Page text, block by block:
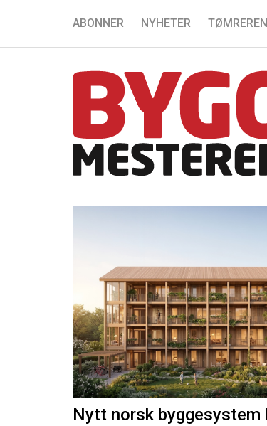
ABONNER NYHETER TØMREREN
Nytt norsk byggesystem